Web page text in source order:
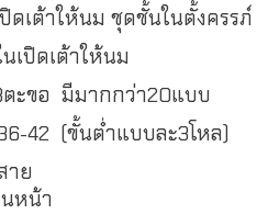
ดเต้าให้นม ชุดชั้นในตั้งครรภ์
เปิดเต้าให้นม
ตะขอ มีมากกว่า20แบบ
42 (ขั้นต่ำแบบละ3โหล)
าย
หน้า